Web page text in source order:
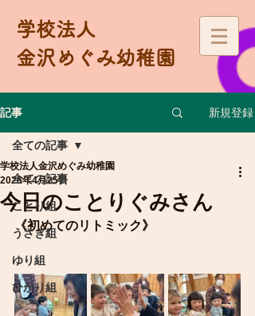
学校法人
金沢めぐみ幼稚園
記事 新規登録
全ての記事
ことり組
うさぎ組
ゆり組
ひかり組
全ての記事
今日のことりぐみさん
学校法人金沢めぐみ幼稚園
2025年4月25日
《初めてのリトミック》